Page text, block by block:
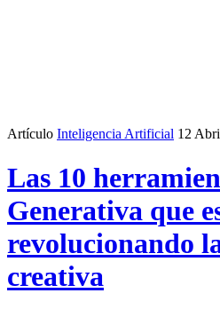
Artículo Inteligencia Artificial 12
Las 10
Generativa que
revolucionando
creativa